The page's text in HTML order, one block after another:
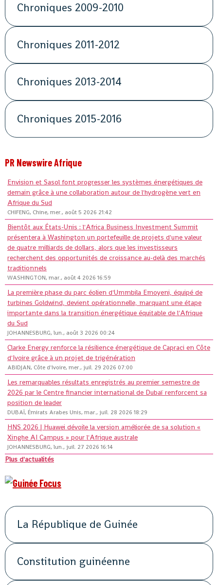
Chroniques 2009-2010
Chroniques 2011-2012
Chroniques 2013-2014
Chroniques 2015-2016
PR Newswire Afrique
Envision et Sasol font progresser les systèmes énergétiques de
demain grâce à une collaboration autour de l'hydrogène vert en
Afrique du Sud
CHIFENG, Chine, mer., août 5 2026 21:42
Bientôt aux États-Unis : l'Africa Business Investment Summit
présentera à Washington un portefeuille de projets d'une valeur
de quatre milliards de dollars, alors que les investisseurs
recherchent des opportunités de croissance au-delà des marchés
traditionnels
WASHINGTON, mar., août 4 2026 16:59
La première phase du parc éolien d'Ummbila Emoyeni, équipé de
turbines Goldwind, devient opérationnelle, marquant une étape
importante dans la transition énergétique équitable de l'Afrique
du Sud
JOHANNESBURG, lun., août 3 2026 00:24
Clarke Energy renforce la résilience énergétique de Capraci en Côte
d'Ivoire grâce à un projet de trigénération
ABIDJAN, Côte d'Ivoire, mer., juil. 29 2026 07:00
Les remarquables résultats enregistrés au premier semestre de
2026 par le Centre financier international de Dubaï renforcent sa
position de leader
DUBAÏ, Émirats Arabes Unis, mar., juil. 28 2026 18:29
HNS 2026 | Huawei dévoile la version améliorée de sa solution «
Xinghe AI Campus » pour l'Afrique australe
JOHANNESBURG, lun., juil. 27 2026 16:14
Plus d'actualités
La République de Guinée
Constitution guinéenne